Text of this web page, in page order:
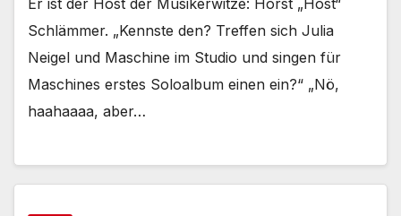
Schlämmer. „Kennste den? Treffen sich Julia
Neigel und Maschine im Studio und singen für
Maschines erstes Soloalbum einen ein?“ „Nö,
haahaaaa, aber…